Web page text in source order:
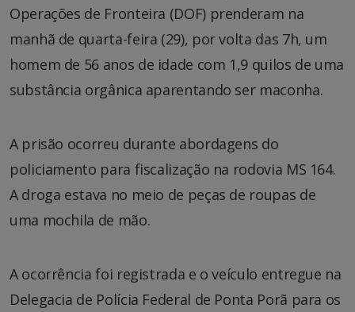
Operações de Fronteira (DOF) prenderam na
manhã de quarta-feira (29), por volta das 7h, um
homem de 56 anos de idade com 1,9 quilos de uma
substância orgânica aparentando ser maconha.
A prisão ocorreu durante abordagens do
policiamento para fiscalização na rodovia MS 164.
A droga estava no meio de peças de roupas de
uma mochila de mão.
A ocorrência foi registrada e o veículo entregue na
Delegacia de Polícia Federal de Ponta Porã para os